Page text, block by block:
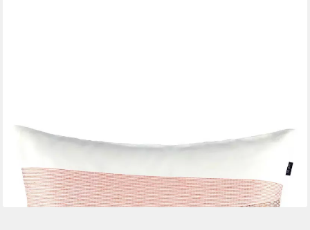
JOOP!
Dekokissen Zierkissenhülle J! VIVID, Bunt, B 50 cm, L 50 cm,
ab 66,90 €
lieferbar - in 2-3 Werktagen bei dir